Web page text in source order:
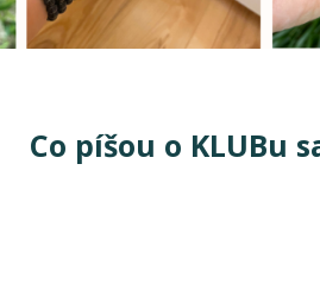
Co píšou o KLUBu